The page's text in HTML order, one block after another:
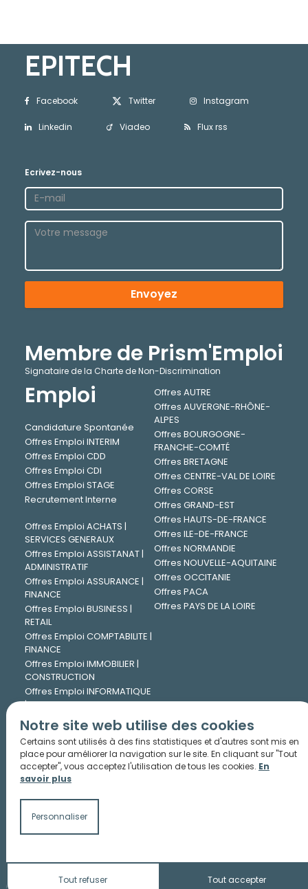
Notre site web utilise des cookies
Certains sont utilisés à des fins statistiques et d'autres sont mis en
place pour améliorer la navigation sur le site. En cliquant sur "Tout
accepter", vous acceptez l'utilisation de tous les cookies. En
savoir plus
Personnaliser
Tout refuser Tout accepter
EPITECH
Facebook Twitter Instagram
Linkedin Viadeo Flux rss
Ecrivez-nous
Envoyez
Membre de Prism'Emploi
Signataire de la Charte de Non-Discrimination
Emploi
Candidature Spontanée
Offres Emploi INTERIM
Offres Emploi CDD
Offres Emploi CDI
Offres Emploi STAGE
Recrutement Interne
Offres Emploi ACHATS |
SERVICES GENERAUX
Offres Emploi ASSISTANAT |
ADMINISTRATIF
Offres Emploi ASSURANCE |
FINANCE
Offres Emploi BUSINESS |
RETAIL
Offres Emploi COMPTABILITE |
FINANCE
Offres Emploi IMMOBILIER |
CONSTRUCTION
Offres Emploi INFORMATIQUE
| DIGITAL
Offres Emploi INGENIERIE |
TECHNIQUE
Offres Emploi JURIDIQUE
Offres Emploi LOGISTIQUE |
TRANSPORT
Offres Emploi MARKETING |
COMMUNICATION
Offres Emploi PHARMA |
Offres AUTRE
Offres AUVERGNE-RHÔNE-
ALPES
Offres BOURGOGNE-
FRANCHE-COMTÉ
Offres BRETAGNE
Offres CENTRE-VAL DE LOIRE
Offres CORSE
Offres GRAND-EST
Offres HAUTS-DE-FRANCE
Offres ILE-DE-FRANCE
Offres NORMANDIE
Offres NOUVELLE-AQUITAINE
Offres OCCITANIE
Offres PACA
Offres PAYS DE LA LOIRE